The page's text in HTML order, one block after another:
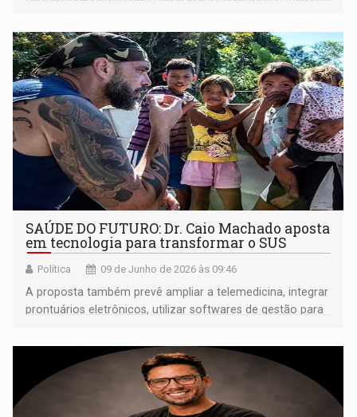
divergências em documentos da obra
SAÚDE DO FUTURO: Dr. Caio Machado aposta
em tecnologia para transformar o SUS
Política 09 de Junho de 2026 às 09:46
A proposta também prevê ampliar a telemedicina, integrar
prontuários eletrônicos, utilizar softwares de gestão para
especializadas